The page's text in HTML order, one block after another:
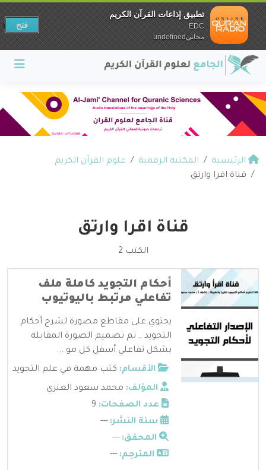
الرئيسية المكتبة الرقمية
علوم القرآن الكريم
قناة اقرا وارتق
قناة اقرا وارتق
الكتب 2
أحكام التجويد كاملة ملف
تفاعلي مرتبط باليوتيوب
يحتوي على مقاطع مصورة لشرح أحكام
التجويد _ تم تصميم الصورة المقابلة
بشكل تفاعلي أسفل كل مو ...
الأقسام: كتب مهمة في علم التجويد
المؤلف: محمد سعود العنزي
عدد الصفحات:
سنة النشر: ---
المحقق: ---
المترجم: ---
تطبيق إذاعات القرآن الكريم
EDC
مجانيundefined
فتح